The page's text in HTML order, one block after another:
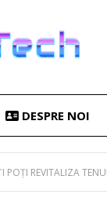
DESPRE NOI
POȚI REVITALIZA